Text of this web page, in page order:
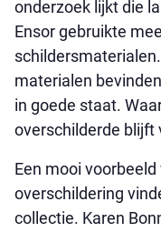
onderzoek lijkt die
Ensor gebruikte
materialen
in goede staat.
overschilderde blijft
Een mooi
overschildering
collectie. Karen